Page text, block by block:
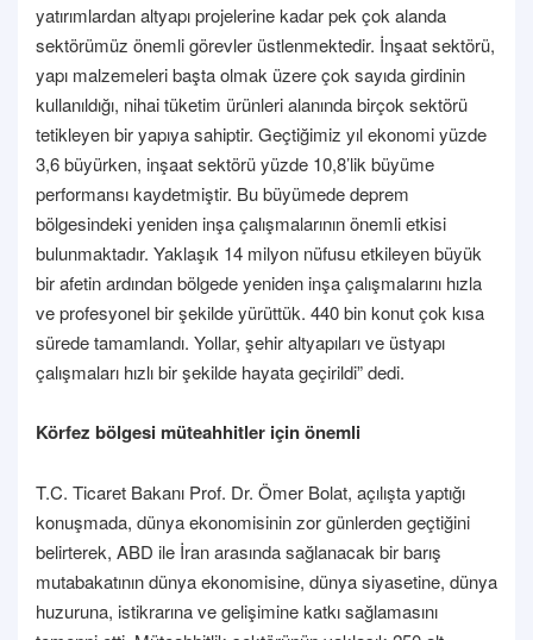
yatırımlardan altyapı projelerine kadar pek çok alanda
sektörümüz önemli görevler üstlenmektedir. İnşaat sektörü,
yapı malzemeleri başta olmak üzere çok sayıda girdinin
kullanıldığı, nihai tüketim ürünleri alanında birçok sektörü
tetikleyen bir yapıya sahiptir. Geçtiğimiz yıl ekonomi yüzde
3,6 büyürken, inşaat sektörü yüzde 10,8’lik büyüme
performansı kaydetmiştir. Bu büyümede deprem
bölgesindeki yeniden inşa çalışmalarının önemli etkisi
bulunmaktadır. Yaklaşık 14 milyon nüfusu etkileyen büyük
bir afetin ardından bölgede yeniden inşa çalışmalarını hızla
ve profesyonel bir şekilde yürüttük. 440 bin konut çok kısa
sürede tamamlandı. Yollar, şehir altyapıları ve üstyapı
çalışmaları hızlı bir şekilde hayata geçirildi” dedi.
Körfez bölgesi müteahhitler için önemli
T.C. Ticaret Bakanı Prof. Dr. Ömer Bolat, açılışta yaptığı
konuşmada, dünya ekonomisinin zor günlerden geçtiğini
belirterek, ABD ile İran arasında sağlanacak bir barış
mutabakatının dünya ekonomisine, dünya siyasetine, dünya
huzuruna, istikrarına ve gelişimine katkı sağlamasını